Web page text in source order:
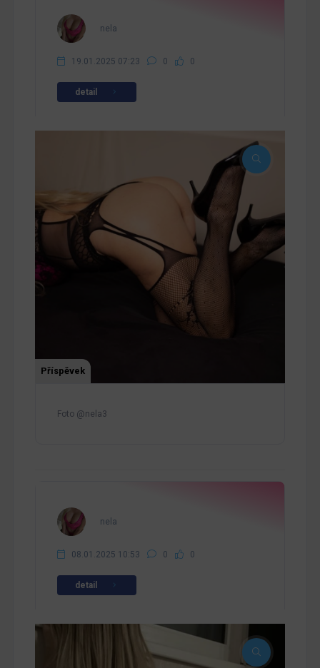
nela
19.01.2025 07:23 0 0
detail
Příspěvek
Foto @nela3
nela
08.01.2025 10:53 0 0
detail